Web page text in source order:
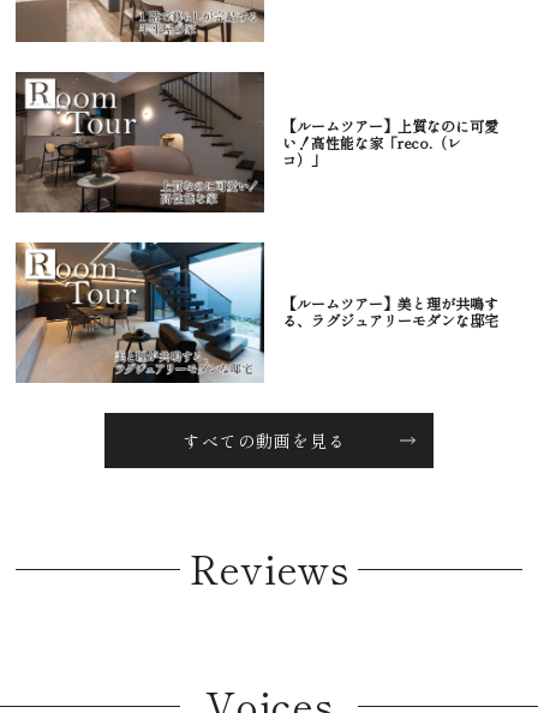
【ルームツアー】上質なのに可愛
い！高性能な家「reco.（レ
コ）」
【ルームツアー】美と理が共鳴す
る、ラグジュアリーモダンな邸宅
すべての動画を見る
Reviews